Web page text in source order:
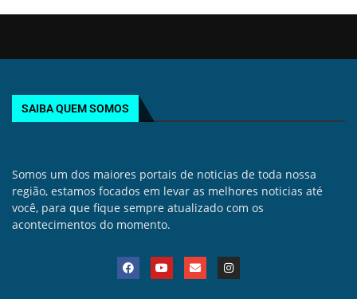
SAIBA QUEM SOMOS
Somos um dos maiores portais de noticias de toda nossa
região, estamos focados em levar as melhores noticias até
você, para que fique sempre atualizado com os
acontecimentos do momento.